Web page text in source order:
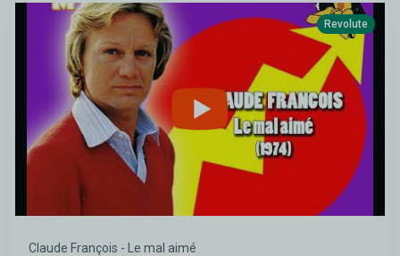
Revolute
Claude François - Le mal aimé